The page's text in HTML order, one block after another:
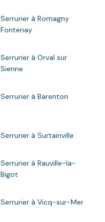
Serrurier à Romagny
Fontenay
Serrurier à Orval sur
Sienne
Serrurier à Barenton
Serrurier à Surtainville
Serrurier à Rauville-la-
Bigot
Serrurier à Vicq-sur-Mer